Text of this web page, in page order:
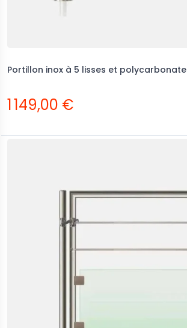
Portillon inox à 5 lisses et polycarbonate
1 149,00 €